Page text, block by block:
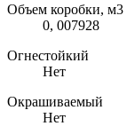
Объем коробки, м3
0, 007928
Огнестойкий
Нет
Окрашиваемый
Нет